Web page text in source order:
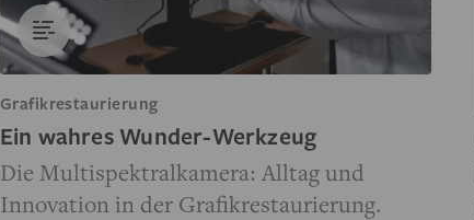
Grafikrestaurierung
Ein wahres Wunder-Werkzeug
Die Multispektralkamera: Alltag und
Innovation in der Grafikrestaurierung.